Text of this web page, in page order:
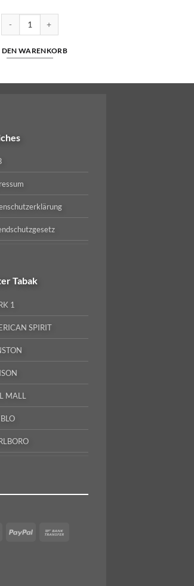
DEN WARENKORB
Tabak
1
SPIRIT
MALL
PayPal